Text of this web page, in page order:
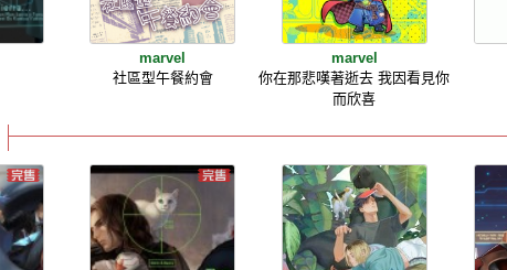
marvel
社區型午餐約會
marvel
你在那悲嘆著逝去 我因看見你
而欣喜